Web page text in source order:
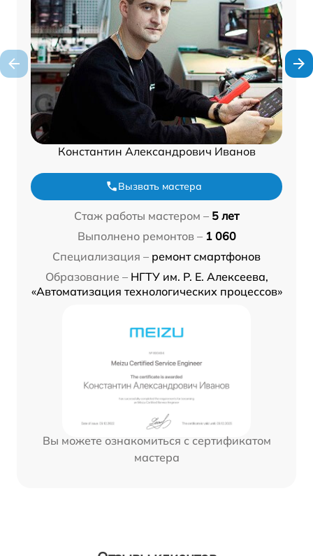
Константин Александрович Иванов
Вызвать мастера
Стаж работы мастером – 5 лет
Выполнено ремонтов – 1 060
Специализация – ремонт смартфонов
Образование – НГТУ им. Р. Е. Алексеева,
«Автоматизация технологических процессов»
Вы можете ознакомиться с сертификатом
мастера